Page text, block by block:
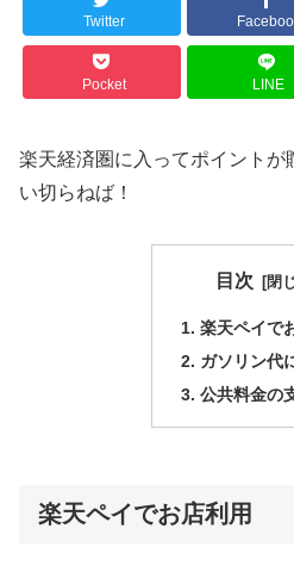
Twitter
Pocket LINE
楽天経済圏に入ってポイントが
い切らねば！
目次
楽天ペイで
ガソリン代
公共料金の
楽天ペイでお店利用